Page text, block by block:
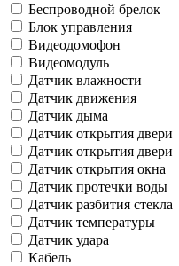
Беспроводной брелок
Блок управления
Видеодомофон
Видеомодуль
Датчик влажности
Датчик движения
Датчик дыма
Датчик открытия двери
Датчик открытия двери
Датчик открытия окна
Датчик протечки воды
Датчик разбития стекла
Датчик температуры
Датчик удара
Кабель